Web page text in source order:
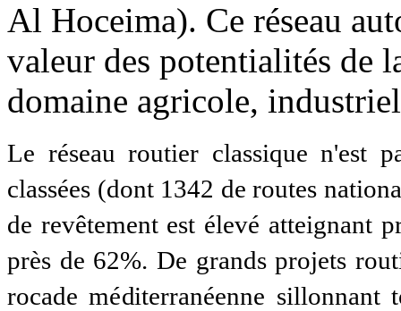
Al Hoceima). Ce réseau
valeur des potentialités de
domaine agricole,
Le réseau routier classique n'est
classées (dont 1342 de routes
de revêtement est élevé atteignant
près de 62%. De grands projets
rocade méditerranéenne